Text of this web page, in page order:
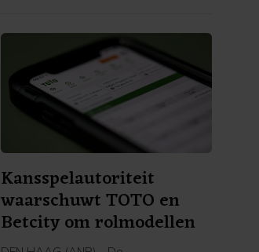
kwartaal voldeden echter niet aan de
hoge marktverwachtingen. Sandisk
zakte 13 procent en Western Digital
raakte 19 procent kwijt. Beide
aandelen zijn dit jaar hard gestegen
door de AI-opmars.
Kansspelautoriteit
waarschuwt TOTO en
Betcity om rolmodellen